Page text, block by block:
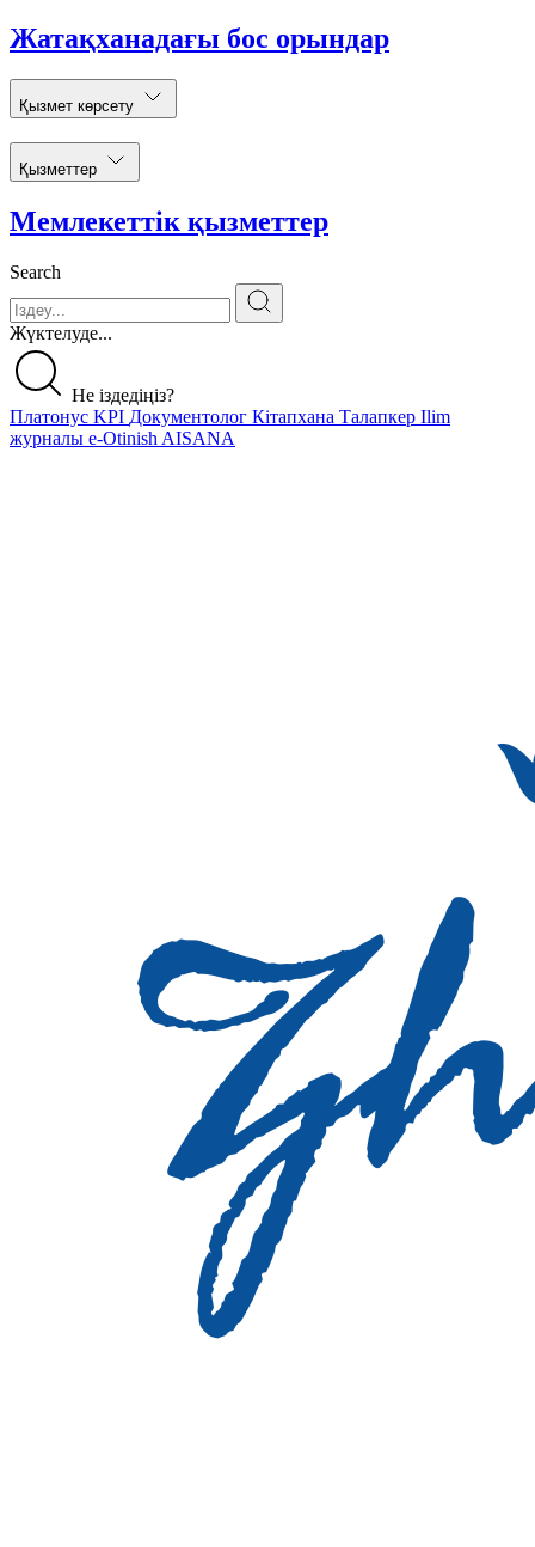
Жатақханадағы бос орындар
Қызмет көрсету
Қызметтер
Мемлекеттік қызметтер
Search
Жүктелуде...
Не іздедіңіз?
Платонус KPI Документолог Кітапхана Талапкер Ilim
журналы e-Otinish AISANA